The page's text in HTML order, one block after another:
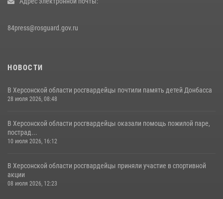
84press@rosguard.gov.ru
НОВОСТИ
В Херсонской области росгвардейцы почтили память детей Донбасса
28 июля 2026, 08:48
В Херсонской области росгвардейцы оказали помощь пожилой паре,
пострад...
10 июля 2026, 16:12
В Херсонской области росгвардейцы приняли участие в спортивной
акции
08 июля 2026, 12:23